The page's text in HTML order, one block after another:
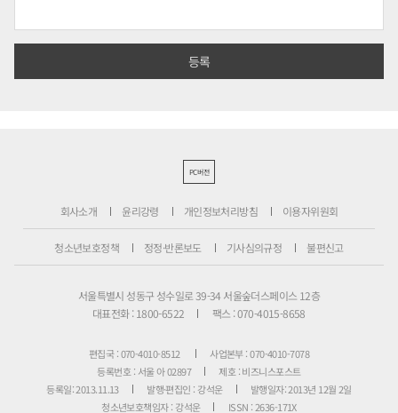
PC버전
회사소개 윤리강령 개인정보처리방침 이용자위원회
청소년보호정책 정정·반론보도 기사심의규정 불편신고
서울특별시 성동구 성수일로 39-34 서울숲더스페이스 12층
대표전화 : 1800-6522
팩스 : 070-4015-8658
편집국 : 070-4010-8512
사업본부 : 070-4010-7078
등록번호 : 서울 아 02897
제호 : 비즈니스포스트
등록일: 2013.11.13
발행·편집인 : 강석운
발행일자: 2013년 12월 2일
청소년보호책임자 : 강석운
ISSN : 2636-171X